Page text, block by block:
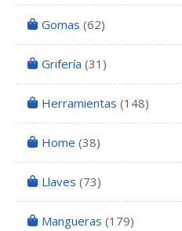
Gomas (62)
Grifería (31)
Herramientas (148)
Home (38)
Llaves (73)
Mangueras (179)